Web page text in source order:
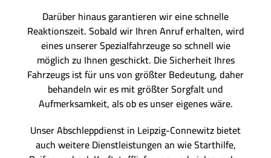
Darüber hinaus garantieren wir eine schnelle
Reaktionszeit. Sobald wir Ihren Anruf erhalten, wird
eines unserer Spezialfahrzeuge so schnell wie
möglich zu Ihnen geschickt. Die Sicherheit Ihres
Fahrzeugs ist für uns von größter Bedeutung, daher
behandeln wir es mit größter Sorgfalt und
Aufmerksamkeit, als ob es unser eigenes wäre.
Unser Abschleppdienst in Leipzig-Connewitz bietet
auch weitere Dienstleistungen an wie Starthilfe,